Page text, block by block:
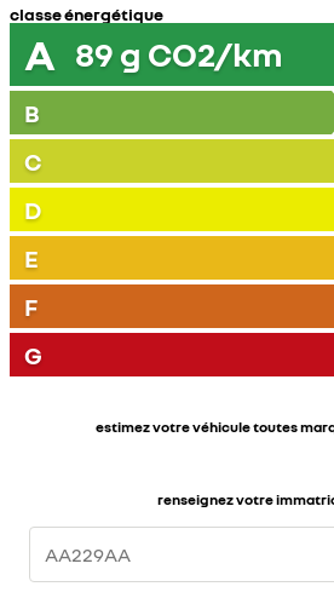
classe énergétique
A 89 g CO2/km
B
C
D
E
F
G
estimez votre véhicule toutes
renseignez votre